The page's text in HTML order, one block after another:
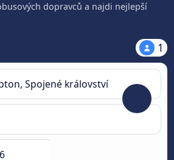
dopravců a najdi nejlepší
1